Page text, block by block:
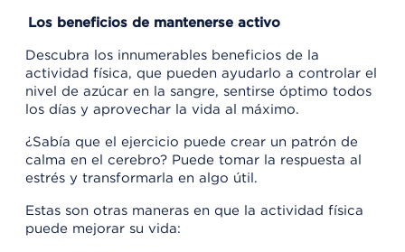
Los beneficios de mantenerse activo
Descubra los innumerables beneficios de la
actividad física, que pueden ayudarlo a controlar el
nivel de azúcar en la sangre, sentirse óptimo todos
los días y aprovechar la vida al máximo.
¿Sabía que el ejercicio puede crear un patrón de
calma en el cerebro? Puede tomar la respuesta al
estrés y transformarla en algo útil.
Estas son otras maneras en que la actividad física
puede mejorar su vida: